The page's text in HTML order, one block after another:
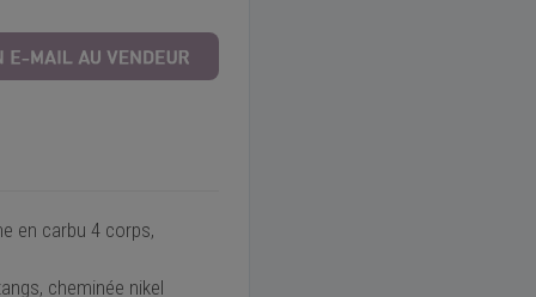
en carbu 4 corps,
cheminée nikel